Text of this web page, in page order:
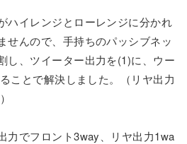
ハイレンジとローレンジに分かれ
せんので、手持ちのパッシブネッ
し、ツイーター出力を(1)に、ウー
ことで解決しました。（リヤ出力
力でフロント3way、リヤ出力1wa